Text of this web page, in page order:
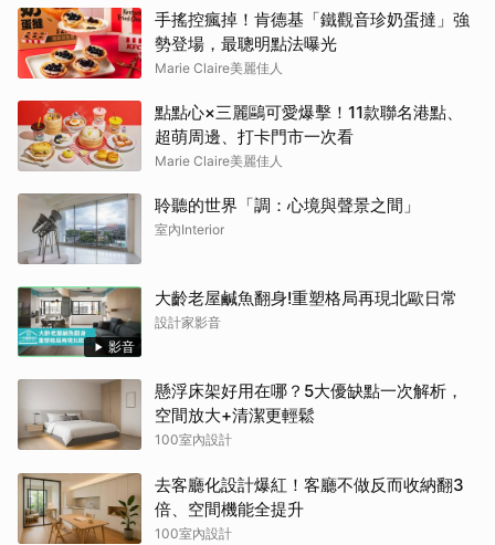
手搖控瘋掉！肯德基「鐵觀音珍奶蛋撻」強
勢登場，最聰明點法曝光
Marie Claire美麗佳人
點點心×三麗鷗可愛爆擊！11款聯名港點、
超萌周邊、打卡門市一次看
Marie Claire美麗佳人
聆聽的世界「調：心境與聲景之間」
室內Interior
影音
大齡老屋鹹魚翻身!重塑格局再現北歐日常
設計家影音
懸浮床架好用在哪？5大優缺點一次解析，
空間放大+清潔更輕鬆
100室內設計
去客廳化設計爆紅！客廳不做反而收納翻3
倍、空間機能全提升
100室內設計